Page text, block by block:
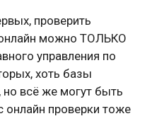
проверить
можно ТОЛЬКО
управления по
хоть базы
но всё же могут быть
онлайн проверки тоже